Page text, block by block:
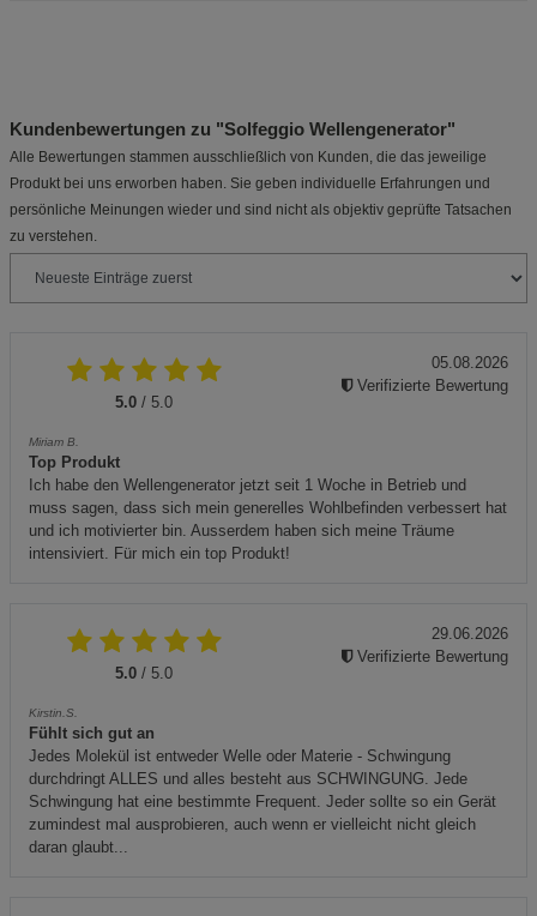
Kundenbewertungen zu "Solfeggio Wellengenerator"
Alle Bewertungen stammen ausschließlich von Kunden, die das jeweilige
Produkt bei uns erworben haben. Sie geben individuelle Erfahrungen und
persönliche Meinungen wieder und sind nicht als objektiv geprüfte Tatsachen
zu verstehen.
5.0 / 5.0
Miriam B.
Top Produkt
Ich habe den Wellengenerator jetzt seit 1 Woche in Betrieb und
muss sagen, dass sich mein generelles Wohlbefinden verbessert hat
und ich motivierter bin. Ausserdem haben sich meine Träume
intensiviert. Für mich ein top Produkt!
05.08.2026
Verifizierte Bewertung
5.0 / 5.0
Kirstin.S.
Fühlt sich gut an
Jedes Molekül ist entweder Welle oder Materie - Schwingung
durchdringt ALLES und alles besteht aus SCHWINGUNG. Jede
Schwingung hat eine bestimmte Frequent. Jeder sollte so ein Gerät
zumindest mal ausprobieren, auch wenn er vielleicht nicht gleich
daran glaubt...
29.06.2026
Verifizierte Bewertung